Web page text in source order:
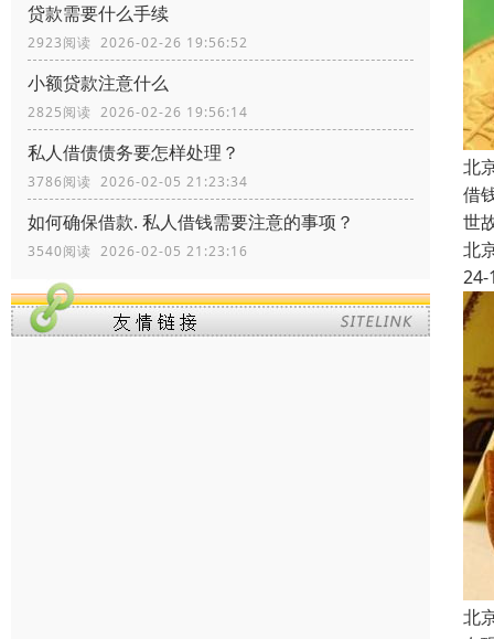
贷款需要什么手续
2923阅读 2026-02-26 19:56:52
小额贷款注意什么
2825阅读 2026-02-26 19:56:14
私人借债债务要怎样处理？
3786阅读 2026-02-05 21:23:34
如何确保借款. 私人借钱需要注意的事项？
3540阅读 2026-02-05 21:23:16
北
借
世
北
24-
北